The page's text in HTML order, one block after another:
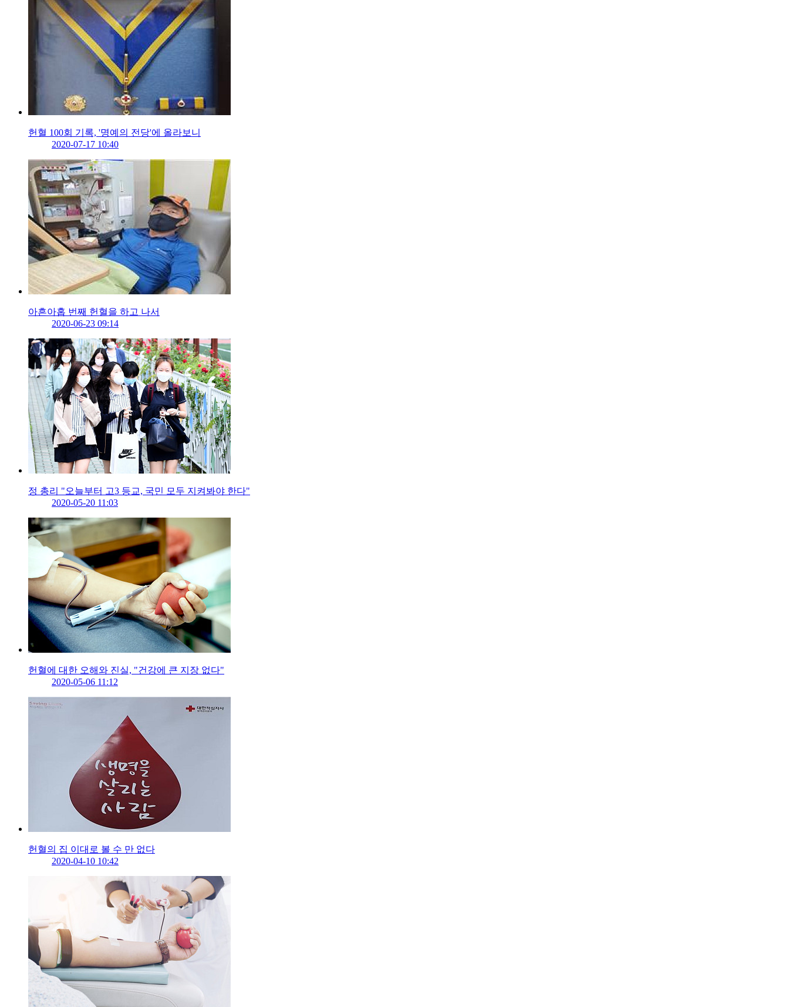
헌혈 100회 기록, '명예의 전당'에 올라보니
2020-07-17 10:40
아흔아홉 번째 헌혈을 하고 나서
2020-06-23 09:14
정 총리 "오늘부터 고3 등교, 국민 모두 지켜봐야 한다"
2020-05-20 11:03
헌혈에 대한 오해와 진실, "건강에 큰 지장 없다"
2020-05-06 11:12
헌혈의 집 이대로 볼 수 만 없다
2020-04-10 10:42